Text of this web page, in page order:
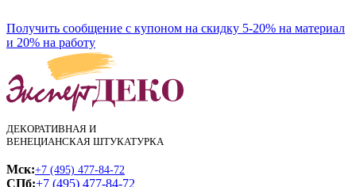
Получить сообщение с купоном на скидку 5-20% на материал
и 20% на работу
ДЕКОРАТИВНАЯ И
ВЕНЕЦИАНСКАЯ ШТУКАТУРКА
Мск:+7 (495) 477-84-72
СПб:+7 (495) 477-84-72